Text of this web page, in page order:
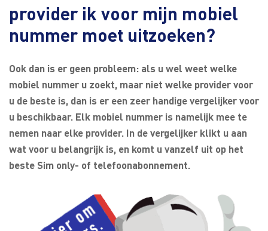
provider ik voor mijn mobiel
nummer moet uitzoeken?
Ook dan is er geen probleem: als u wel weet welke
mobiel nummer u zoekt, maar niet welke provider voor
u de beste is, dan is er een zeer handige vergelijker voor
u beschikbaar. Elk mobiel nummer is namelijk mee te
nemen naar elke provider. In de vergelijker klikt u aan
wat voor u belangrijk is, en komt u vanzelf uit op het
beste Sim only- of telefoonabonnement.